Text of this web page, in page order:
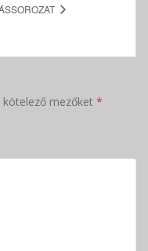
kötelező mezőket *